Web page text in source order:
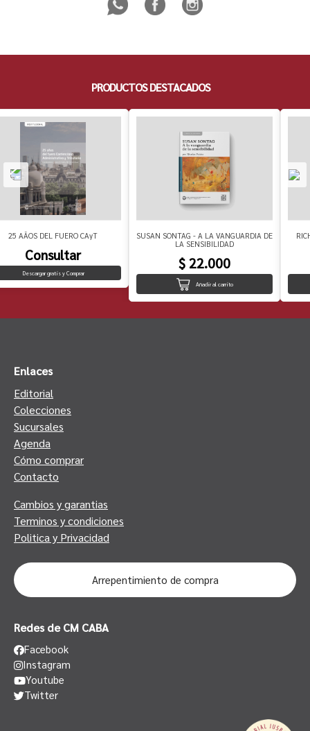
PRODUCTOS DESTACADOS
25 AÃOS DEL FUERO CAyT
Consultar
Descargar gratis y Comprar
SUSAN SONTAG - A LA VANGUARDIA DE
LA SENSIBILIDAD
$ 22.000
Añadir al carrito
Enlaces
Editorial
Colecciones
Sucursales
Agenda
Cómo comprar
Contacto
Cambios y garantias
Terminos y condiciones
Politica y Privacidad
Arrepentimiento de compra
Redes de CM CABA
Facebook
Instagram
Youtube
Twitter